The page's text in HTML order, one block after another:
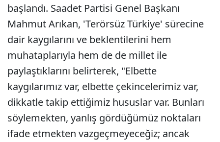
başlandı. Saadet Partisi Genel Başkanı
Mahmut Arıkan, 'Terörsüz Türkiye' sürecine
dair kaygılarını ve beklentilerini hem
muhataplarıyla hem de de millet ile
paylaştıklarını belirterek, "Elbette
kaygılarımız var, elbette çekincelerimiz var,
dikkatle takip ettiğimiz hususlar var. Bunları
söylemekten, yanlış gördüğümüz noktaları
ifade etmekten vazgeçmeyeceğiz; ancak